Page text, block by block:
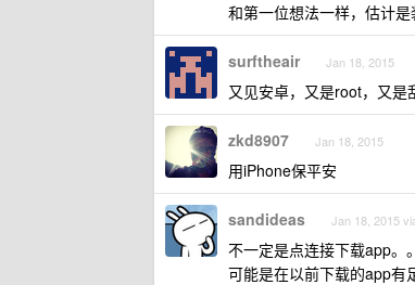
和第一位想法一样，估计是
surftheair Jan 18, 2015
又见安卓，又是root，又
zkd8907 Jan 18, 2015
用iPhone保平安
sandideas Jan 18, 2015
不一定是点连接下载app。。
可能是在以前下载的app有